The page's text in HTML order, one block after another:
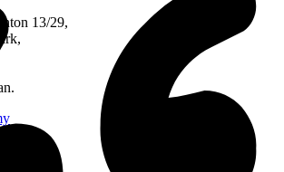
13/29,